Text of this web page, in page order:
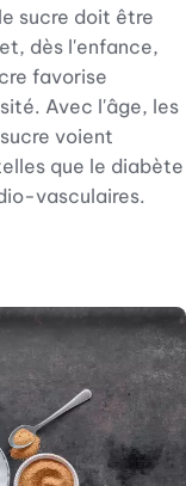
sucre doit être
dès l'enfance,
favorise
Avec l'âge, les
voient
que le diabète
vasculaires.